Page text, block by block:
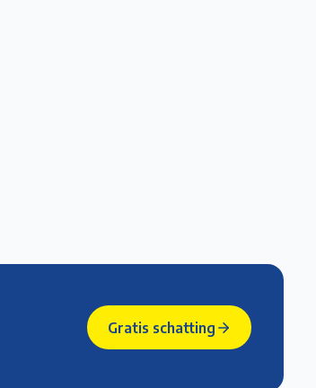
Gratis schatting